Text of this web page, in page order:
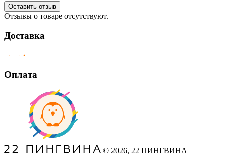
Оставить отзыв
Отзывы о товаре отсутствуют.
Доставка
Оплата
© 2026, 22 ПИНГВИНА